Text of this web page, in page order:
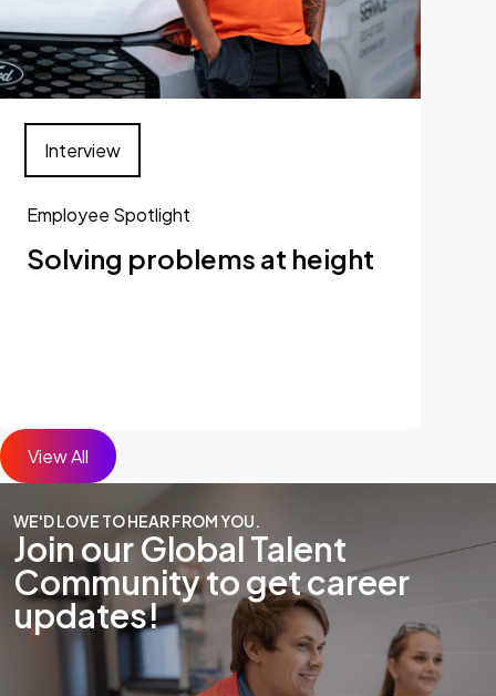
Employee Spotlight
Solving problems at height
Interview
View All
WE'D LOVE TO HEAR FROM YOU.
Join our Global Talent
Community to get career
updates!